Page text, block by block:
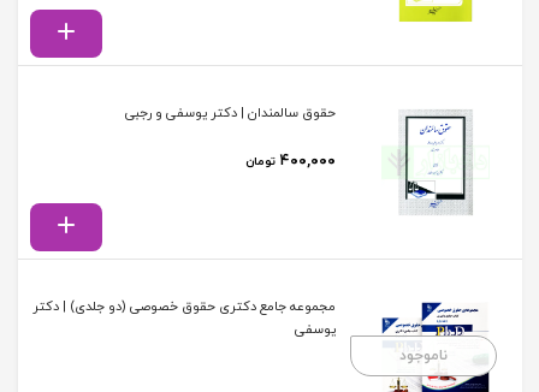
حقوق سالمندان | دکتر یوسفی و رجبی
۴۰۰,۰۰۰ تومان
ناموجود
مجموعه جامع دکتری حقوق خصوصی (دو جلدی) | دکتر
یوسفی